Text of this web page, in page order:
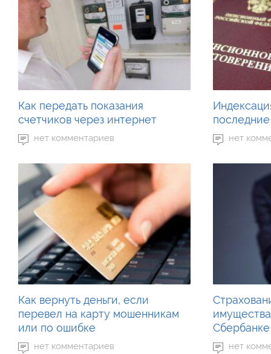
Как передать показания
счетчиков через интернет
нет комментариев нет
Как вернуть деньги, если
перевел на карту мошенникам
или по ошибке
нет комментариев
Сбербанке
нет